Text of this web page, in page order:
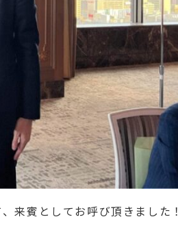
来賓としてお呼び頂きました！